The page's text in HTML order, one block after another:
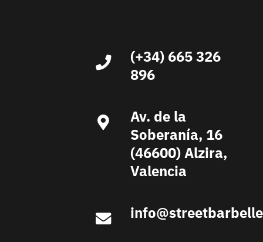
(+34) 665 326
896
Av. de la
Soberanía, 16
(46600) Alzira,
Valencia